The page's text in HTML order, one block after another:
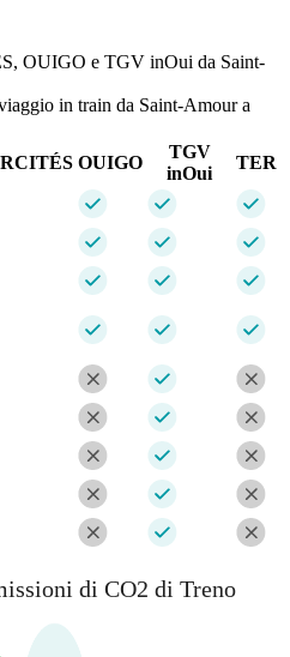
OUIGO e TGV inOui da Saint-
in train da Saint-Amour a
OUIGO
TGV
inOui
TER
di CO2 di Treno